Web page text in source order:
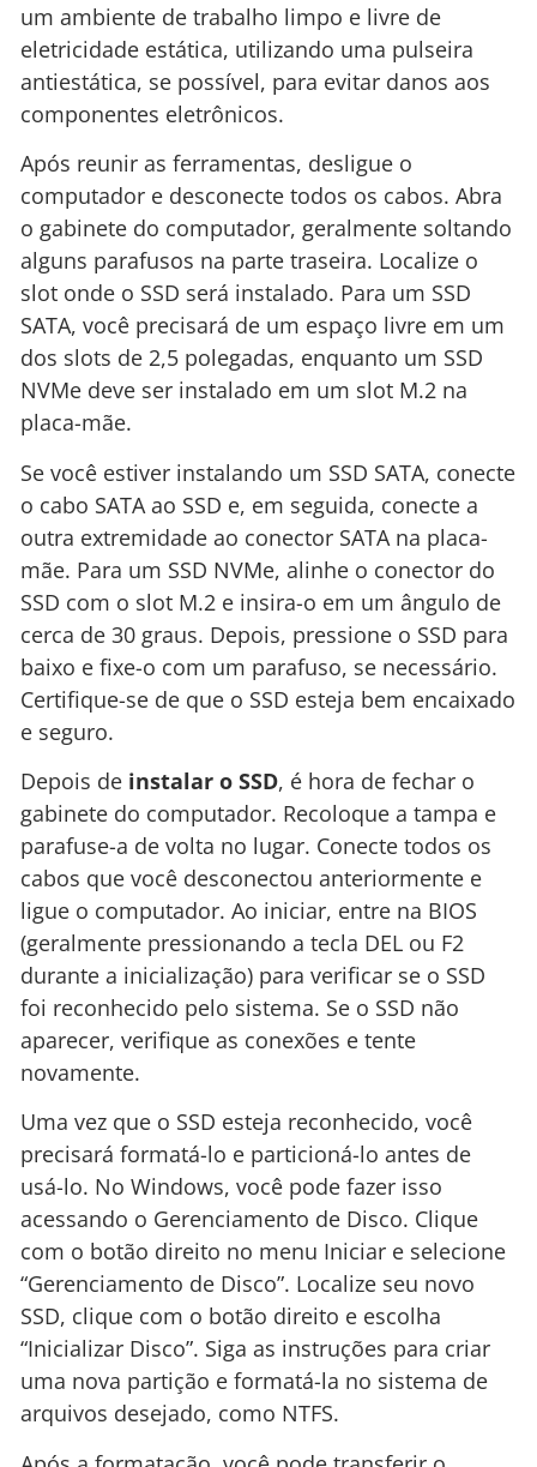
um ambiente de trabalho limpo e livre de
eletricidade estática, utilizando uma pulseira
antiestática, se possível, para evitar danos aos
componentes eletrônicos.
Após reunir as ferramentas, desligue o
computador e desconecte todos os cabos. Abra
o gabinete do computador, geralmente soltando
alguns parafusos na parte traseira. Localize o
slot onde o SSD será instalado. Para um SSD
SATA, você precisará de um espaço livre em um
dos slots de 2,5 polegadas, enquanto um SSD
NVMe deve ser instalado em um slot M.2 na
placa-mãe.
Se você estiver instalando um SSD SATA, conecte
o cabo SATA ao SSD e, em seguida, conecte a
outra extremidade ao conector SATA na placa-
mãe. Para um SSD NVMe, alinhe o conector do
SSD com o slot M.2 e insira-o em um ângulo de
cerca de 30 graus. Depois, pressione o SSD para
baixo e fixe-o com um parafuso, se necessário.
Certifique-se de que o SSD esteja bem encaixado
e seguro.
Depois de instalar o SSD, é hora de fechar o
gabinete do computador. Recoloque a tampa e
parafuse-a de volta no lugar. Conecte todos os
cabos que você desconectou anteriormente e
ligue o computador. Ao iniciar, entre na BIOS
(geralmente pressionando a tecla DEL ou F2
durante a inicialização) para verificar se o SSD
foi reconhecido pelo sistema. Se o SSD não
aparecer, verifique as conexões e tente
novamente.
Uma vez que o SSD esteja reconhecido, você
precisará formatá-lo e particioná-lo antes de
usá-lo. No Windows, você pode fazer isso
acessando o Gerenciamento de Disco. Clique
com o botão direito no menu Iniciar e selecione
“Gerenciamento de Disco”. Localize seu novo
SSD, clique com o botão direito e escolha
“Inicializar Disco”. Siga as instruções para criar
uma nova partição e formatá-la no sistema de
arquivos desejado, como NTFS.